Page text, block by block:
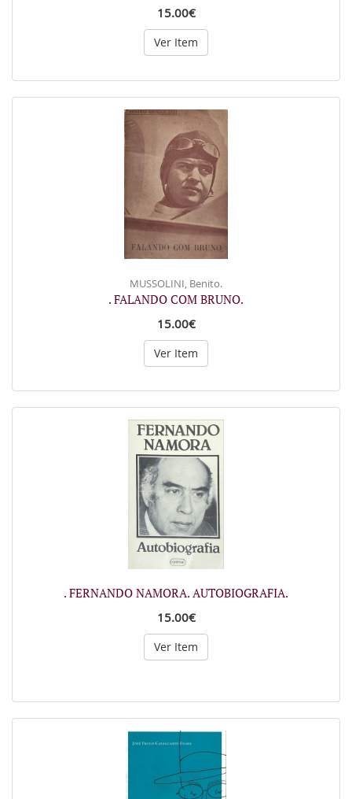
15.00€
Ver Item
MUSSOLINI, Benito.
. FALANDO COM BRUNO.
15.00€
Ver Item
. FERNANDO NAMORA. AUTOBIOGRAFIA.
15.00€
Ver Item